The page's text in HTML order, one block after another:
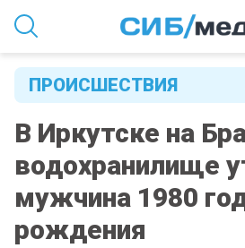
ПРОИСШЕСТВИЯ
В Иркутске на
водохранилище
мужчина 1980
рождения